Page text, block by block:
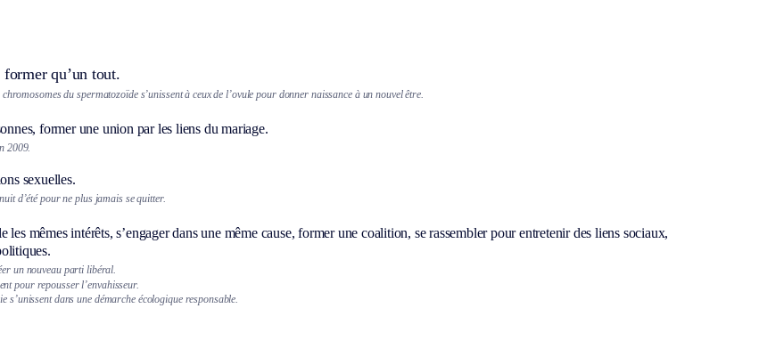
qu’un tout.
du spermatozoïde s’unissent à ceux de l’ovule pour donner naissance à un nouvel être.
former une union par les liens du mariage.
2009.
sexuelles.
d’été pour ne plus jamais se quitter.
les mêmes intérêts, s’engager dans une même cause, former une coalition, se rassembler pour entretenir des liens sociaux,
un nouveau parti libéral.
pour repousser l’envahisseur.
s’unissent dans une démarche écologique responsable.